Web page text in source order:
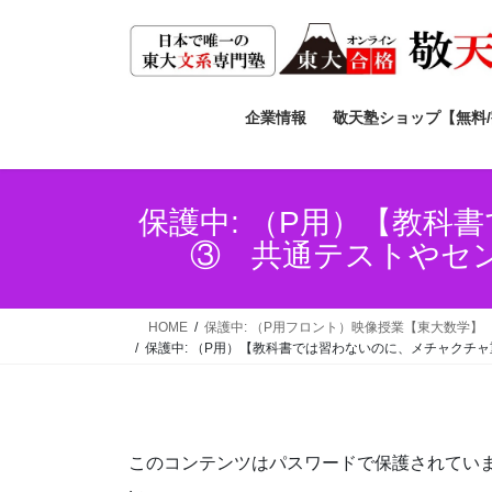
ス
ン
企業情報 敬天塾ショップ【無料/
保護中: （P用）【教科
③ 共通テストやセン
HOME
保護中: （P用フロント）映像授業【東大数学】
保護中: （P用）【教科書では習わないのに、メチャク
このコンテンツはパスワードで保護されてい